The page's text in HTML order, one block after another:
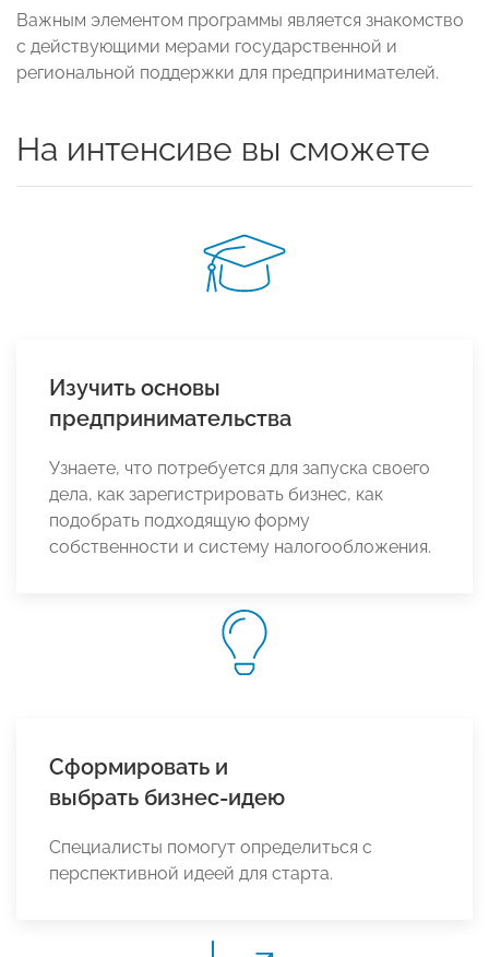
Важным элементом программы является знакомство
с действующими мерами государственной и
региональной поддержки для предпринимателей.
На интенсиве вы сможете
Изучить основы
предпринимательства
Узнаете, что потребуется для запуска своего
дела, как зарегистрировать бизнес, как
подобрать подходящую форму
собственности и систему налогообложения.
Сформировать и
выбрать бизнес-идею
Специалисты помогут определиться с
перспективной идеей для старта.